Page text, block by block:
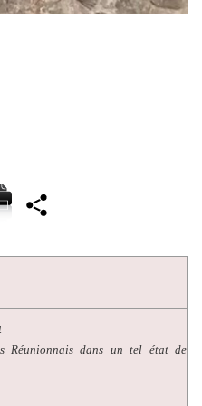
Réunionnais dans un tel état de